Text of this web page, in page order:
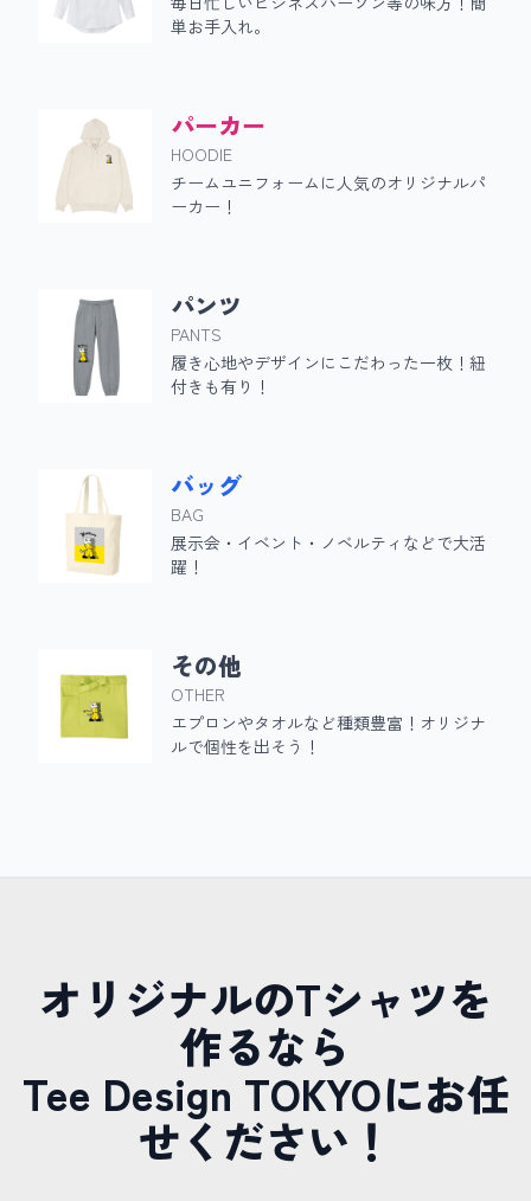
単お手入れ。
パーカー
HOODIE
チームユニフォームに人気のオリジナルパ
ーカー！
パンツ
PANTS
履き心地やデザインにこだわった一枚！紐
付きも有り！
バッグ
BAG
展示会・イベント・ノベルティなどで大活
躍！
その他
OTHER
エプロンやタオルなど種類豊富！オリジナ
ルで個性を出そう！
オリジナルのTシャツを
作るなら
Tee Design TOKYOにお任
せください！